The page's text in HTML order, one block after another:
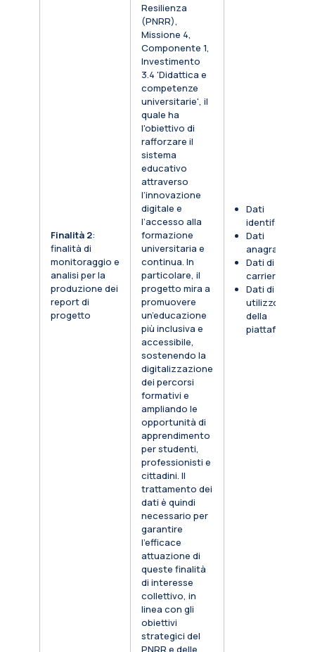
Finalità 2:
finalità di
monitoraggio e
analisi per la
produzione dei
report di
progetto
Resilienza
(PNRR),
Missione 4,
Componente 1,
Investimento
3.4 'Didattica e
competenze
universitarie', il
quale ha
l'obiettivo di
rafforzare il
sistema
educativo
attraverso
l’innovazione
digitale e
l’accesso alla
formazione
universitaria e
continua. In
particolare, il
progetto mira a
promuovere
un’educazione
più inclusiva e
accessibile,
sostenendo la
digitalizzazione
dei percorsi
formativi e
ampliando le
opportunità di
apprendimento
per studenti,
professionisti e
cittadini. Il
trattamento dei
dati è quindi
necessario per
garantire
l’efficace
attuazione di
queste finalità
di interesse
collettivo, in
linea con gli
obiettivi
strategici del
PNRR e delle
Dati
identificativi
Dati
anagrafici
Dati di
carriera
Dati di
utilizzo
della
piattaforma